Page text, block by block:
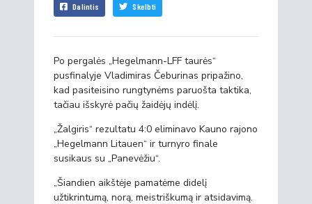
Dalintis Skelbti
Po pergalės „Hegelmann-LFF taurės“
pusfinalyje Vladimiras Čeburinas pripažino,
kad pasiteisino rungtynėms paruošta taktika,
tačiau išskyrė pačių žaidėjų indėlį.
„Žalgiris“ rezultatu 4:0 eliminavo Kauno rajono
„Hegelmann Litauen“ ir turnyro finale
susikaus su „Panevėžiu“.
„Šiandien aikštėje pamatėme didelį
užtikrintumą, norą, meistriškumą ir atsidavimą.